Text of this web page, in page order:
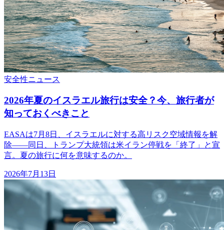
安全性ニュース
2026年夏のイスラエル旅行は安全？今、旅行者が
知っておくべきこと
EASAは7月8日、イスラエルに対する高リスク空域情報を解
除——同日、トランプ大統領は米イラン停戦を「終了」と宣
言。夏の旅行に何を意味するのか。
2026年7月13日